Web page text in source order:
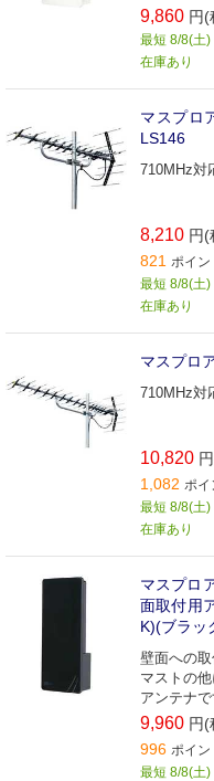
9,860 円(
最短 8/8(土)
在庫あり
マスプロ
LS146
710MHz対
8,210 円(
821 ポイ
最短 8/8(土)
在庫あり
マスプロ
710MHz対
10,820
1,082 ポ
最短 8/8(土)
在庫あり
マスプロ
面取付用
K)(ブラッ
壁面への
マストの
アンテナで
9,960 円(
996 ポイ
最短 8/8(土)